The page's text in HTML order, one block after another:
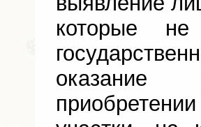
которые
оказание